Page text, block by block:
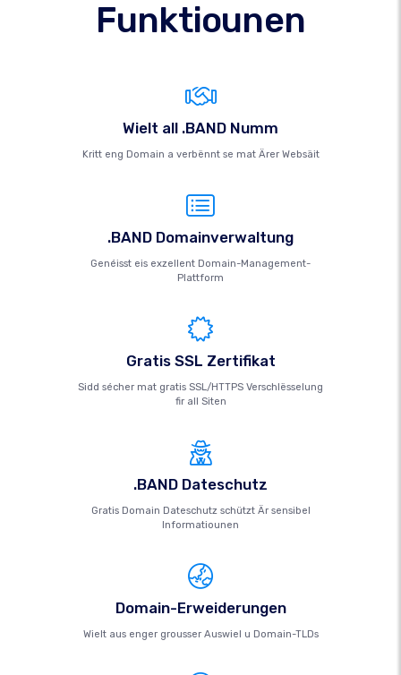
Funktiounen
Wielt all .BAND Numm
Kritt eng Domain a verbënnt se mat Ärer Websäit
.BAND Domainverwaltung
Genéisst eis exzellent Domain-Management-
Plattform
Gratis SSL Zertifikat
Sidd sécher mat gratis SSL/HTTPS Verschlësselung
fir all Siten
.BAND Dateschutz
Gratis Domain Dateschutz schützt Är sensibel
Informatiounen
Domain-Erweiderungen
Wielt aus enger grousser Auswiel u Domain-TLDs